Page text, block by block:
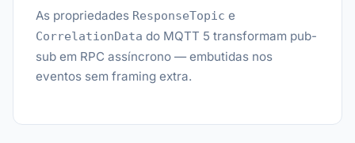
As propriedades ResponseTopic e
CorrelationData do MQTT 5 transformam pub-
sub em RPC assíncrono — embutidas nos
eventos sem framing extra.